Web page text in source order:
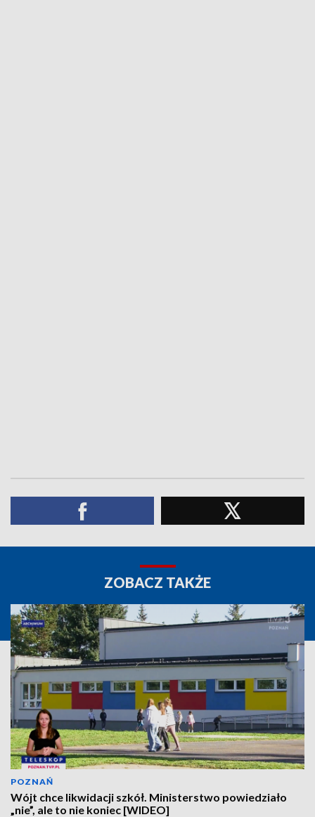
ZOBACZ TAKŻE
POZNAŃ
Wójt chce likwidacji szkół. Ministerstwo powiedziało
„nie”, ale to nie koniec [WIDEO]